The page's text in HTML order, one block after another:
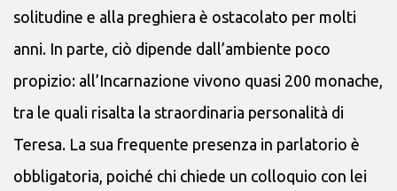
solitudine e alla preghiera è ostacolato per molti
anni. In parte, ciò dipende dall’ambiente poco
propizio: all’Incarnazione vivono quasi 200 monache,
tra le quali risalta la straordinaria personalità di
Teresa. La sua frequente presenza in parlatorio è
obbligatoria, poiché chi chiede un colloquio con lei